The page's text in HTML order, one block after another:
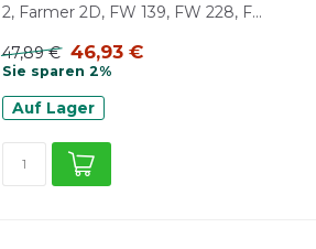
2, Farmer 2D, FW 139, FW 228, F...
47,89 € 46,93 €
Sie sparen 2%
Auf Lager